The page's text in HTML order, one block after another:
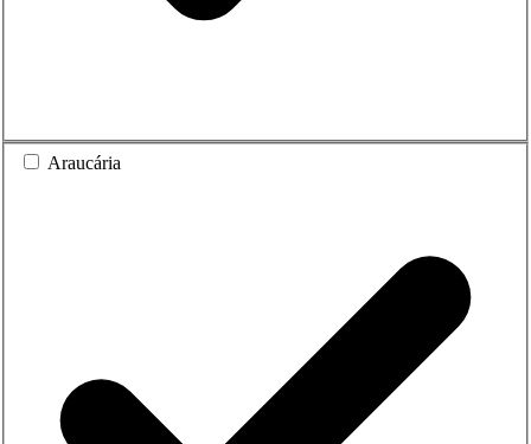
Araucária